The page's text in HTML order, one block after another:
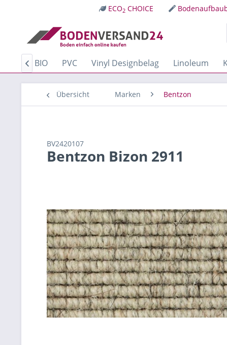
ECO2 CHOICE
BIO PVC Vinyl Designbelag Linoleum

Übersicht Marken Bentzon
BV2420107
Bentzon Bizon 2911